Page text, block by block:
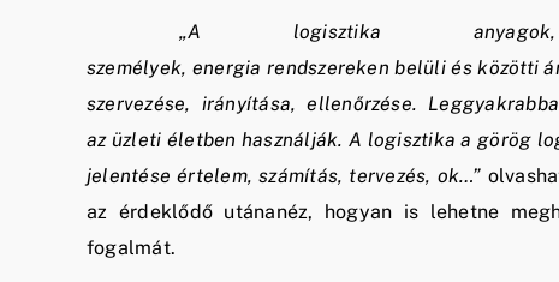
„A logisztika anyagok
személyek, energia rendszereken belüli és közötti
szervezése, irányítása, ellenőrzése.
az üzleti életben használják. A logisztika a görög
jelentése értelem, számítás, tervezés, ok…”
az érdeklődő utánanéz, hogyan is lehetne
fogalmát.